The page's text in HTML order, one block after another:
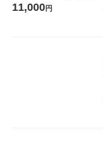
堂 おまけ付き
11,000円